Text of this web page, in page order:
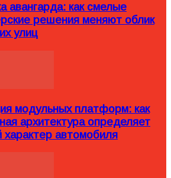
авангарда: как смелые
решения меняют облик
улиц
модульных платформ: как
архитектура определяет
характер автомобиля